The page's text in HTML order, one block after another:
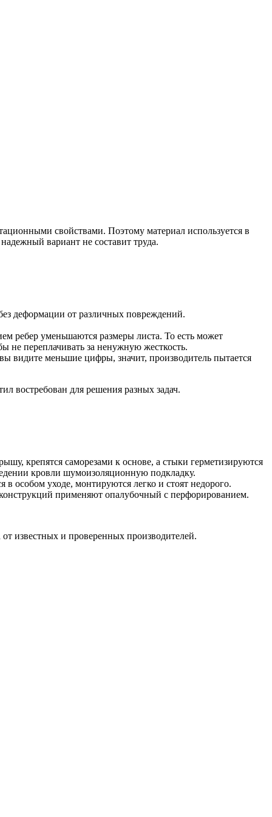
свойствами. Поэтому материал используется в
вариант не составит труда.
деформации от различных повреждений.
ребер уменьшаются размеры листа. То есть может
не переплачивать за ненужную жесткость.
видите меньшие цифры, значит, производитель пытается
востребован для решения разных задач.
крепятся саморезами к основе, а стыки герметизируются
кровли шумоизоляционную подкладку.
особом уходе, монтируются легко и стоят недорого.
применяют опалубочный с перфорированием.
известных и проверенных производителей.